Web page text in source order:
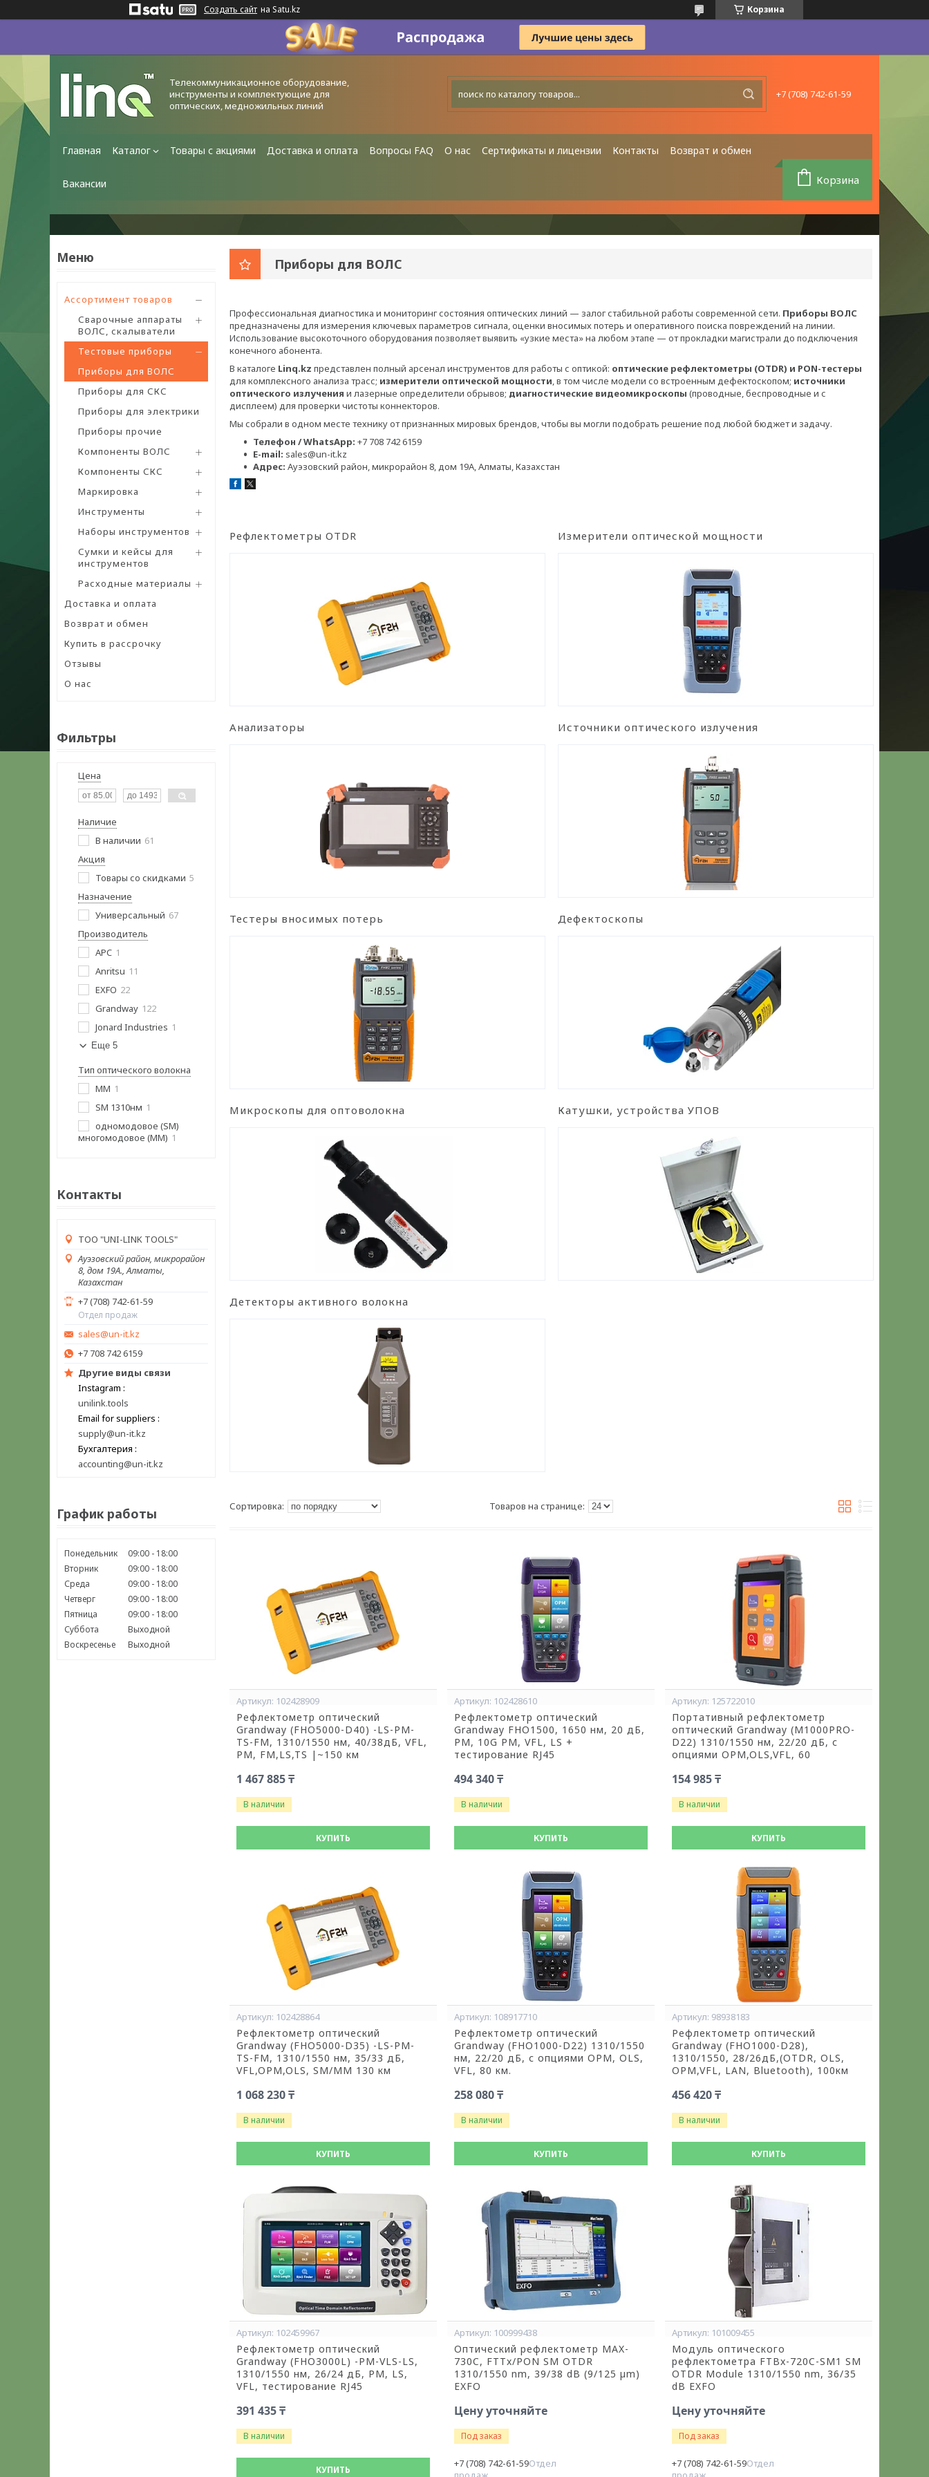
Создать сайт на Satu.kz Корзина
Телекоммуникационное оборудование,
инструменты и комплектующие для
оптических, медножильных линий
+7 (708) 742-61-59
Главная Каталог Товары с акциями Доставка и оплата Вопросы FAQ О нас Сертификаты и лицензии Контакты Возврат и обмен
Вакансии Корзина
Ассортимент товаров
Сварочные аппараты
ВОЛС, скалыватели
Тестовые приборы
Приборы для ВОЛС
Приборы для СКС
Приборы для электрики
Приборы прочие
Компоненты ВОЛС
Компоненты СКС
Маркировка
Инструменты
Наборы инструментов
Сумки и кейсы для
инструментов
Расходные материалы
Доставка и оплата
Возврат и обмен
Купить в рассрочку
Отзывы
О нас
Фильтры
Цена
Наличие
В наличии 61
Акция
Товары со скидками 5
Назначение
Универсальный 67
Производитель
APC 1
Anritsu 11
EXFO 22
Grandway 122
Jonard Industries 1
Еще 5
Тип оптического волокна
MM 1
SM 1310нм 1
одномодовое (SM)
многомодовое (MM) 1
Контакты
ТОО "UNI-LINK TOOLS"
Ауэзовский район, микрорайон
8, дом 19А., Алматы,
Казахстан
+7 (708) 742-61-59
Отдел продаж
sales@un-it.kz
+7 708 742 6159
Другие виды связи
Instagram
unilink.tools
Email for suppliers
supply@un-it.kz
Бухгалтерия
accounting@un-it.kz
График работы
Понедельник 09:00
18:00
Вторник
09:00
18:00
Среда
09:00
18:00
Четверг
09:00
18:00
Пятница
09:00
18:00
Суббота
Выходной
Воскресенье
Выходной
Приборы для ВОЛС
Профессиональная диагностика и мониторинг состояния оптических линий — залог стабильной работы современной сети. Приборы ВОЛС
предназначены для измерения ключевых параметров сигнала, оценки вносимых потерь и оперативного поиска повреждений на линии.
Использование высокоточного оборудования позволяет выявить «узкие места» на любом этапе — от прокладки магистрали до подключения
конечного абонента.
В каталоге Linq.kz представлен полный арсенал инструментов для работы с оптикой: оптические рефлектометры (OTDR) и PON-тестеры
для комплексного анализа трасс; измерители оптической мощности, в том числе модели со встроенным дефектоскопом; источники
оптического излучения и лазерные определители обрывов; диагностические видеомикроскопы (проводные, беспроводные и с
дисплеем) для проверки чистоты коннекторов.
Мы собрали в одном месте технику от признанных мировых брендов, чтобы вы могли подобрать решение под любой бюджет и задачу.
Телефон / WhatsApp: +7 708 742 6159
E-mail: sales@un-it.kz
Адрес: Ауэзовский район, микрорайон 8, дом 19А, Алматы, Казахстан
Рефлектометры OTDR Измерители оптической мощности
Анализаторы Источники оптического излучения
Тестеры вносимых потерь Дефектоскопы
Микроскопы для оптоволокна Катушки, устройства УПОВ
Детекторы активного волокна
102428909
Рефлектометр оптический
Grandway (FHO5000-D40) -LS-PM-
TS-FM, 1310/1550 нм, 40/38дБ, VFL,
PM, FM,LS,TS |~150 км
1 467 885 ₸
В наличии
КУПИТЬ
102428610
Рефлектометр оптический
Grandway FHO1500, 1650 нм, 20 дБ,
PM, 10G PM, VFL, LS +
тестирование RJ45
494 340 ₸
В наличии
КУПИТЬ
125722010
Портативный рефлектометр
оптический Grandway (M1000PRO-
D22) 1310/1550 нм, 22/20 дБ, с
опциями OPM,OLS,VFL, 60
154 985 ₸
В наличии
КУПИТЬ
102428864
Рефлектометр оптический
Grandway (FHO5000-D35) -LS-PM-
TS-FM, 1310/1550 нм, 35/33 дБ,
VFL,OPM,OLS, SM/MM 130 км
1 068 230 ₸
В наличии
КУПИТЬ
108917710
Рефлектометр оптический
Grandway (FHO1000-D22) 1310/1550
нм, 22/20 дБ, с опциями OPM, OLS,
VFL, 80 км.
258 080 ₸
В наличии
КУПИТЬ
98938183
Рефлектометр оптический
Grandway (FHO1000-D28),
1310/1550, 28/26дБ,(OTDR, OLS,
OPM,VFL, LAN, Bluetooth), 100км
456 420 ₸
В наличии
КУПИТЬ
102459967
Рефлектометр оптический
Grandway (FHO3000L) -PM-VLS-LS,
1310/1550 нм, 26/24 дБ, PM, LS,
VFL, тестирование RJ45
391 435 ₸
В наличии
КУПИТЬ
100999438
Оптический рефлектометр MAX-
730C, FTTx/PON SM OTDR
1310/1550 nm, 39/38 dB (9/125 µm)
EXFO
Цену уточняйте
Под заказ
+7 (708) 742-61-59Отдел
101009455
Модуль оптического
рефлектометра FTBx-720C-SM1 SM
OTDR Module 1310/1550 nm, 36/35
dB EXFO
Цену уточняйте
Под заказ
+7 (708) 742-61-59Отдел